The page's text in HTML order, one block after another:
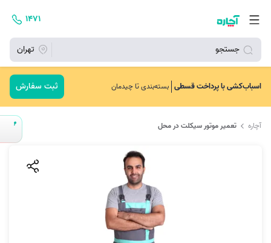
جستجو تهران
۱۴۷۱
اسباب‌کشی با پرداخت قسطی بسته‌بندی تا چیدمان ثبت سفارش
آچاره تعمیر موتور سیکلت در محل